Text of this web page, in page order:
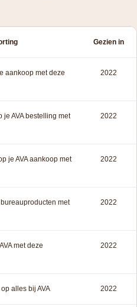
Gezien in
aankoop met deze
2022
je AVA bestelling met
2022
je AVA aankoop met
2022
met
2022
met deze
2022
alles bij AVA 2022